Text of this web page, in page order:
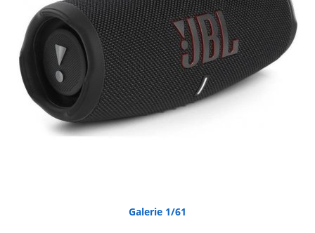
Galerie 1/61